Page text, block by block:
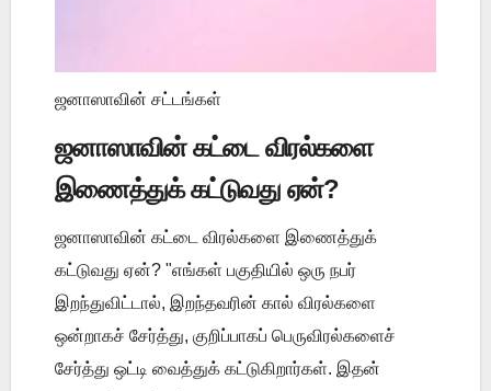
ஜனாஸாவின் சட்டங்கள்
ஜனாஸாவின் கட்டை விரல்களை
இணைத்துக் கட்டுவது ஏன்?
ஜனாஸாவின் கட்டை விரல்களை இணைத்துக்
கட்டுவது ஏன்? "எங்கள் பகுதியில் ஒரு நபர்
இறந்துவிட்டால், இறந்தவரின் கால் விரல்களை
ஒன்றாகச் சேர்த்து, குறிப்பாகப் பெருவிரல்களைச்
சேர்த்து ஒட்டி வைத்துக் கட்டுகிறார்கள். இதன்